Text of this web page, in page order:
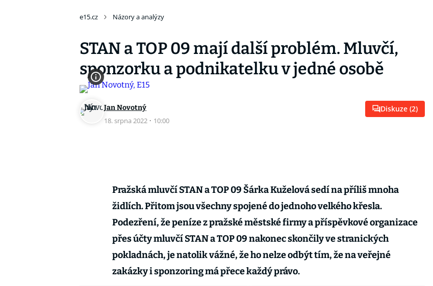
e15.cz Názory a analýzy
STAN a TOP 09 mají další problém. Mluvčí,
sponzorku a podnikatelku v jedné osobě
Jan Novotný
18. srpna 2022 · 10:00
Diskuze (2)
Pražská mluvčí STAN a TOP 09 Šárka Kuželová sedí na příliš mnoha
židlích. Přitom jsou všechny spojené do jednoho velkého křesla.
Podezření, že peníze z pražské městské firmy a příspěvkové organizace
přes účty mluvčí STAN a TOP 09 nakonec skončily ve stranických
pokladnách, je natolik vážné, že ho nelze odbýt tím, že na veřejné
zakázky i sponzoring má přece každý právo.